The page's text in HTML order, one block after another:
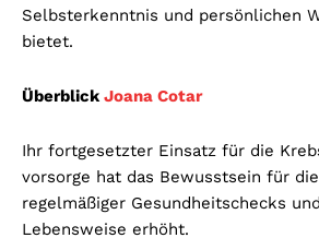
Selbsterkenntnis und persönlichen
bietet.
Überblick Joana Cotar
Ihr fortgesetzter Einsatz für die
vorsorge hat das Bewusstsein für
regelmäßiger Gesundheitschecks
Lebensweise erhöht.